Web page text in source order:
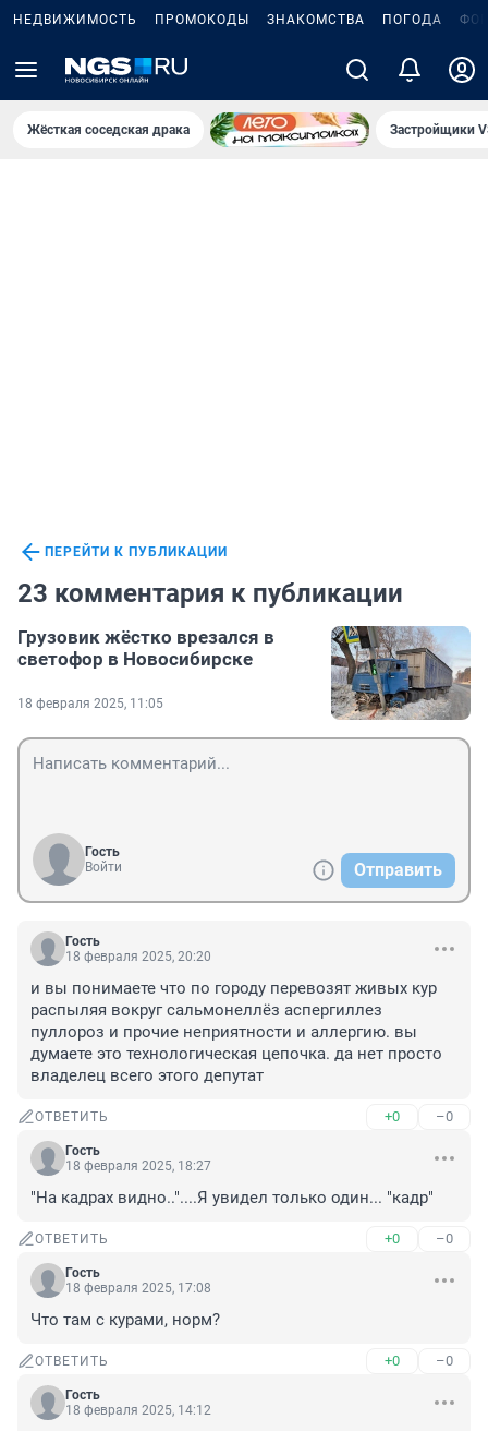
НЕДВИЖИМОСТЬ ПРОМОКОДЫ ЗНАКОМСТВА ПОГОДА
Жёсткая соседская драка Застройщики
ПЕРЕЙТИ К ПУБЛИКАЦИИ
23 комментария к публикации
Грузовик жёстко врезался в
светофор в Новосибирске
18 февраля 2025, 11:05
Гость
Войти
Отправить
Гость
18 февраля 2025, 20:20
и вы понимаете что по городу перевозят живых кур
распыляя вокруг сальмонеллёз аспергиллез
пуллороз и прочие неприятности и аллергию. вы
думаете это технологическая цепочка. да нет просто
владелец всего этого депутат
ОТВЕТИТЬ +0 –0
Гость
18 февраля 2025, 18:27
"На кадрах видно.."....Я увидел только один... "кадр"
ОТВЕТИТЬ +0 –0
Гость
18 февраля 2025, 17:08
Что там с курами, норм?
ОТВЕТИТЬ +0 –0
Гость
18 февраля 2025, 14:12